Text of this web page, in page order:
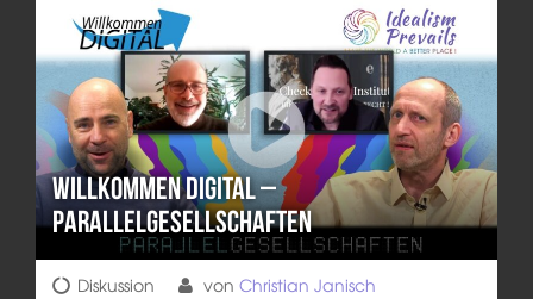
Willkommen Digital –
Parallelgesellschaften
Diskussion von Christian Janisch